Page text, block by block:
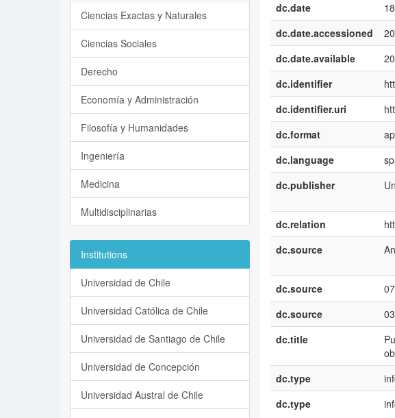
dc.date
dc.date.accessioned
dc.date.available
dc.identifier
dc.identifier.uri
dc.format
dc.language
dc.publisher
dc.relation
dc.source
dc.source
dc.source
dc.title
dc.type
dc.type
Ciencias Exactas y Naturales
Ciencias Sociales
Derecho
Economía y Administración
Filosofía y Humanidades
Ingeniería
Medicina
Multidisciplinarias
Institutions
Universidad de Chile
Universidad Católica de Chile
Universidad de Santiago de Chile
Universidad de Concepción
Universidad Austral de Chile